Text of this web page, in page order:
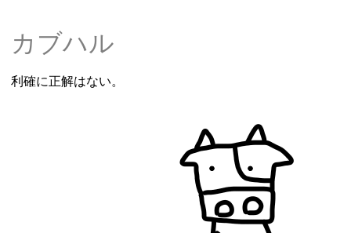
カブハル
利確に正解はない。